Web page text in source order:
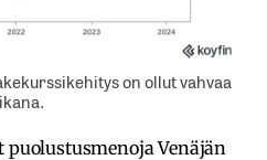
on ollut vahvaa
puolustusmenoja Venäjän